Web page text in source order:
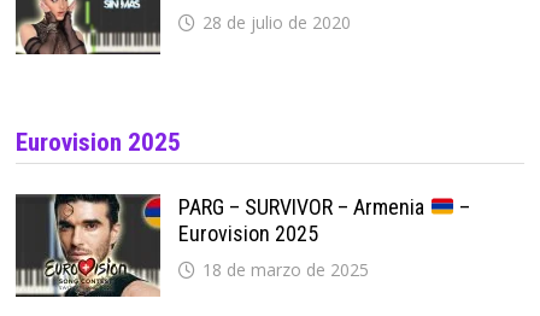
28 de julio de 2020
Eurovision 2025
PARG – SURVIVOR – Armenia
–
Eurovision 2025
18 de marzo de 2025